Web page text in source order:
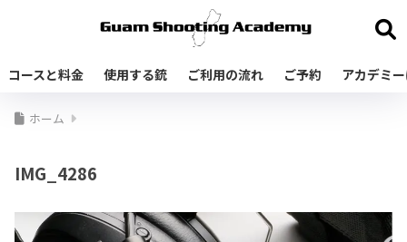
コースと料金 使用する銃 ご利用の流れ ご予約 アカデミ
ホーム
IMG_4286